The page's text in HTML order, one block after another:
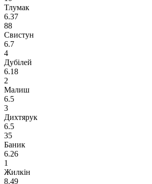
Тлумак
6.37
88
Свистун
6.7
4
Дубілей
6.18
2
Малиш
6.5
3
Дихтярук
6.5
35
Баник
6.26
1
Жилкін
8.49